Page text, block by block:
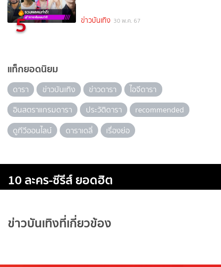
5 ข่าวบันเทิง 30 พ.ค. 67
แท็กยอดนิยม
ดารา ข่าวบันเทิง ข่าวดารา
ไอจีดารา
อินสตราแกรมดารา
ประวัติดารา
recommended
ดูทีวีออนไลน์
ดาราเดลี่ เรื่องย่อ
10 ละคร-ซีรีส์ ยอดฮิต
ข่าวบันเทิงที่เกี่ยวข้อง